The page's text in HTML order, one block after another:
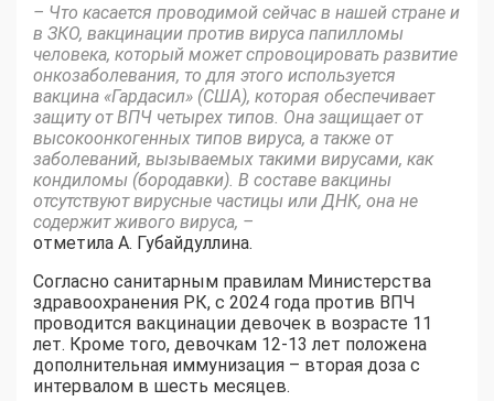
– Что касается проводимой сейчас в нашей стране и
в ЗКО, вакцинации против вируса папилломы
человека, который может спровоцировать развитие
онкозаболевания, то для этого используется
вакцина «Гардасил» (США), которая обеспечивает
защиту от ВПЧ четырех типов. Она защищает от
высокоонкогенных типов вируса, а также от
заболеваний, вызываемых такими вирусами, как
кондиломы (бородавки). В составе вакцины
отсутствуют вирусные частицы или ДНК, она не
содержит живого вируса, –
отметила А. Губайдуллина.
Согласно санитарным правилам Министерства
здравоохранения РК, с 2024 года против ВПЧ
проводится вакцинации девочек в возрасте 11
лет. Кроме того, девочкам 12-13 лет положена
дополнительная иммунизация – вторая доза с
интервалом в шесть месяцев.